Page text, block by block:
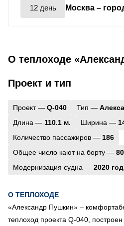
12 день Москва –
О теплоходе
Проект и тип
Проект — Q-040 Тип —
Длина — 110.1 м. Ширина —
Количество пассажиров — 186
Общее число кают на борту — 80
Модернизация судна — 2020 год
О ТЕПЛОХОДЕ
«Александр Пушкин» –
теплоход проекта Q-040,